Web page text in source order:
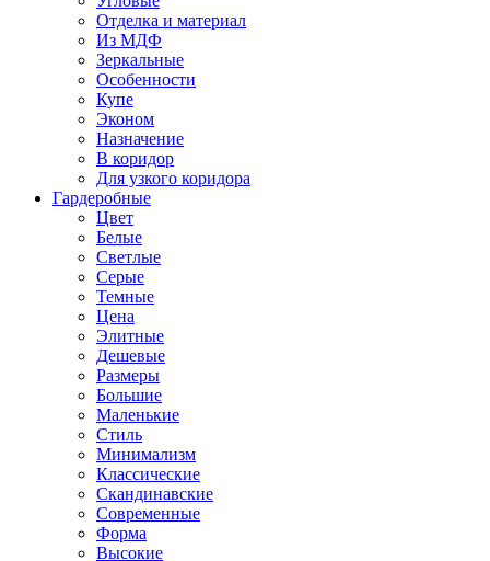
Отделка и материал
Из МДФ
Зеркальные
Особенности
Купе
Эконом
Назначение
В коридор
Для узкого коридора
Гардеробные
Цвет
Белые
Светлые
Серые
Темные
Цена
Элитные
Дешевые
Размеры
Большие
Маленькие
Стиль
Минимализм
Классические
Скандинавские
Современные
Форма
Высокие